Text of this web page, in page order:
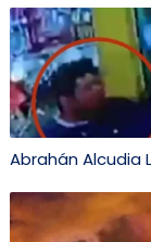
Abrahán Alcudia